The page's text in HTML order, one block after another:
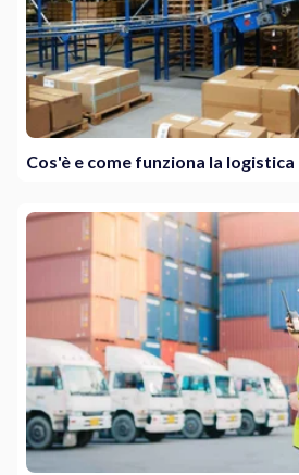
Cos'è e come funziona la logistica